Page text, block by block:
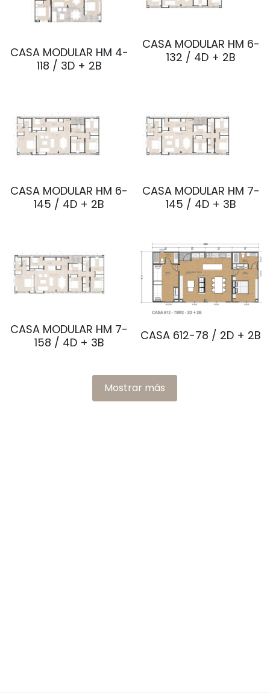
CASA MODULAR HM 4-
118 / 3D + 2B
CASA MODULAR HM 6-
132 / 4D + 2B
CASA MODULAR HM 6-
145 / 4D + 2B
CASA MODULAR HM 7-
145 / 4D + 3B
CASA MODULAR HM 7-
158 / 4D + 3B
CASA 612-78 / 2D + 2B
Mostrar más